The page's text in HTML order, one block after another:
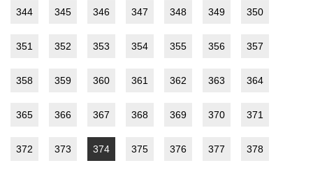
344 345 346 347 348 349 350
351 352 353 354 355 356 357
358 359 360 361 362 363 364
365 366 367 368 369 370 371
372 373 374 375 376 377 378